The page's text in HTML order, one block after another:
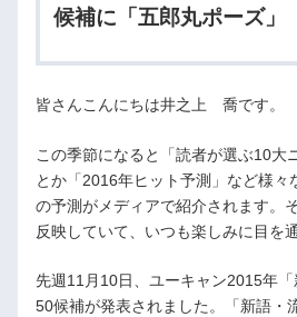
井之上PRグループ
書籍
お問合せ
候補に「五郎丸ポーズ」
皆さんこんにちは井之上 喬です。
この季節になると「読者が選ぶ10大
とか「2016年ヒット予測」など様々
の予測がメディアで紹介されます。
反映していて、いつも楽しみに目を
先週11月10日、ユーキャン2015年
50候補が発表されました。「新語・